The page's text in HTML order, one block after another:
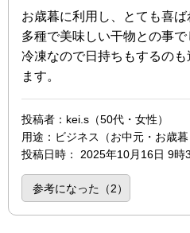
お歳暮に利用し、とても喜ば
多種で美味しい干物との事で
冷凍なので日持ちもするの
ます。
投稿者 ：kei.s（50代・女性）
用途 ：ビジネス（お中元・お歳暮
投稿日時 ： 2025年10月16日 9時
参考になった（2）